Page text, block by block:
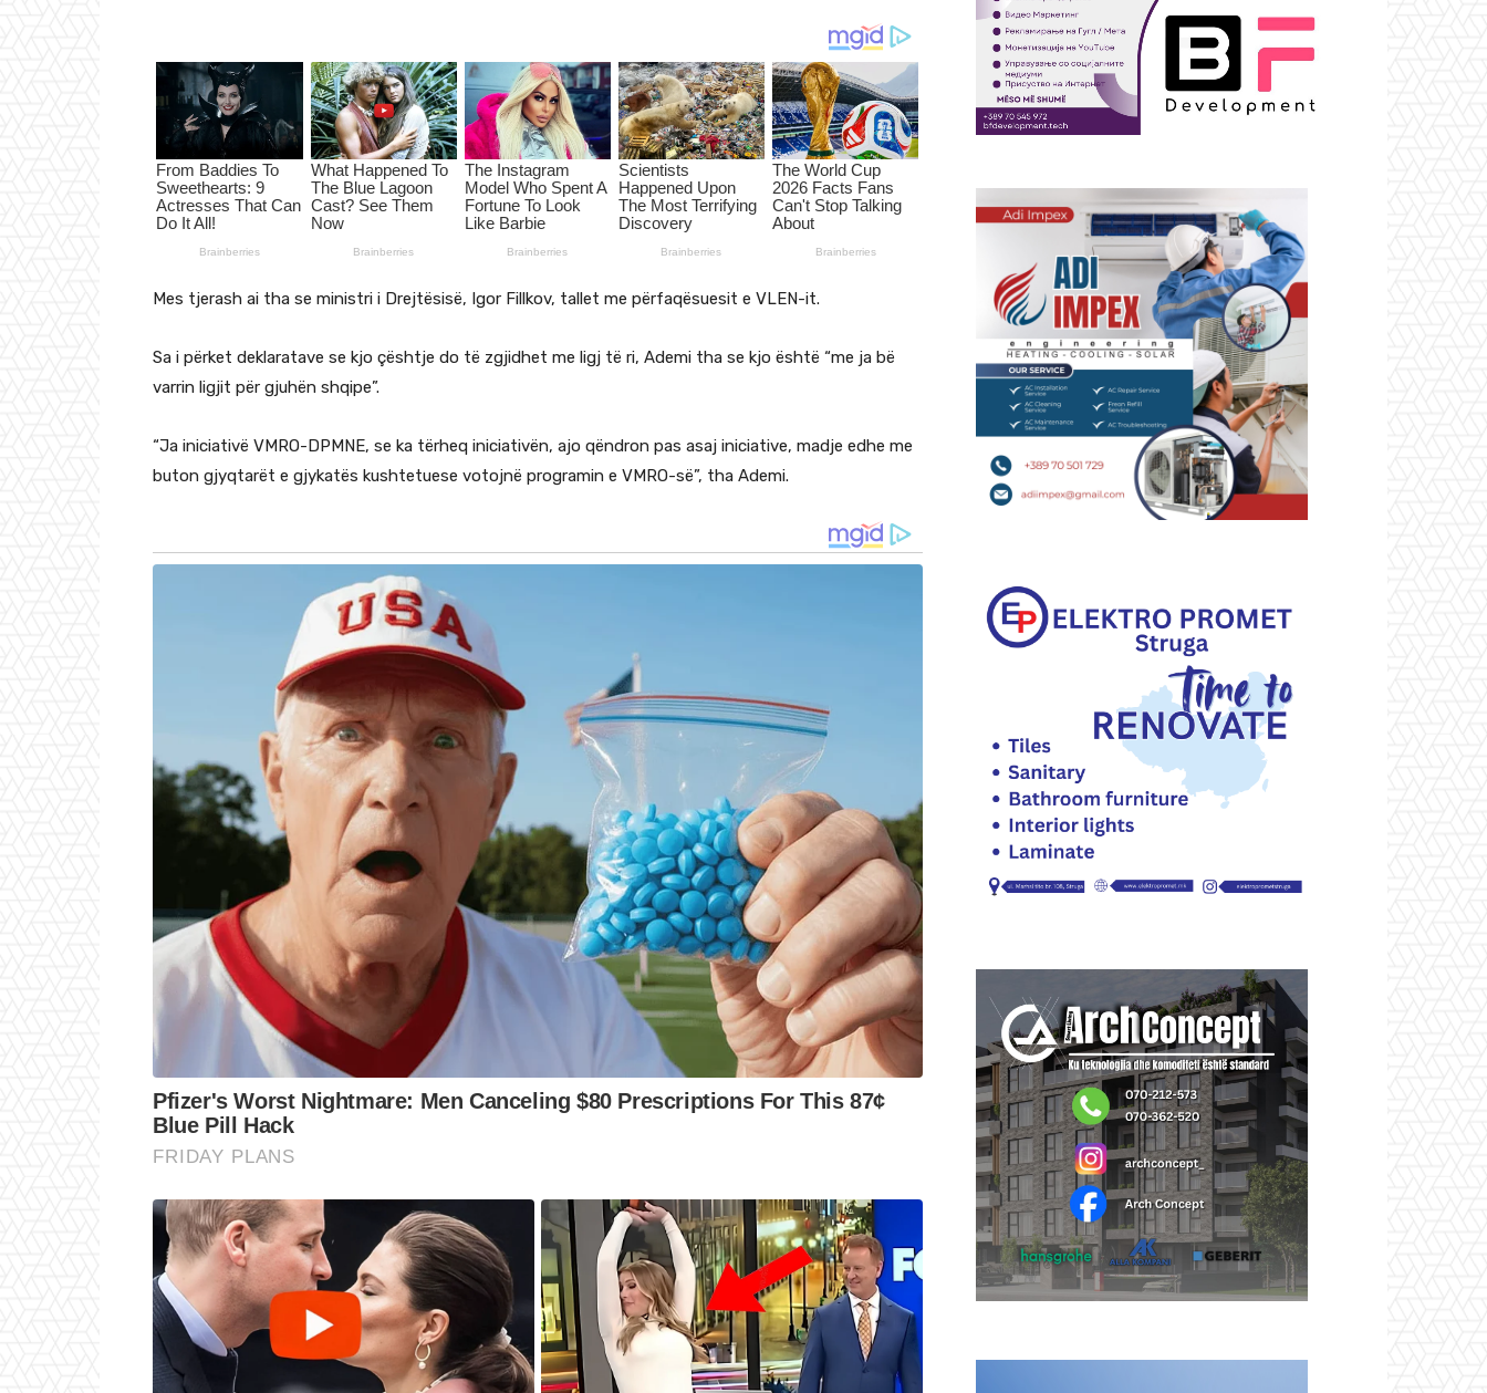
Mes tjerash ai tha se ministri i Drejtësisë, Igor Fillkov, tallet me përfaqësuesit e VLEN-it.
Sa i përket deklaratave se kjo çështje do të zgjidhet me ligj të ri, Ademi tha se kjo është “me ja bë
varrin ligjit për gjuhën shqipe”.
“Ja iniciativë VMRO-DPMNE, se ka tërheq iniciativën, ajo qëndron pas asaj iniciative, madje edhe me
buton gjyqtarët e gjykatës kushtetuese votojnë programin e VMRO-së”, tha Ademi.